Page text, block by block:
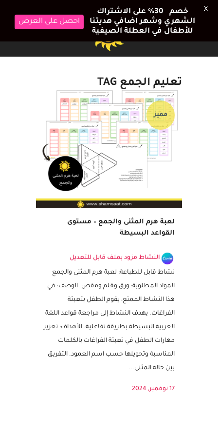
تعليم الجمع TAG
لعبة هرم المثنى والجمع – مستوى
القواعد البسيطة
مميز
النشاط مزود بملف قابل للتعديل
نشاط قابل للطباعة: لعبة هرم المثنى والجمع
المواد المطلوبة: ورق وقلم ومقص. الوصف: في
هذا النشاط الممتع، يقوم الطفل بتعبئة
الفراغات. يهدف النشاط إلى مراجعة قواعد اللغة
العربية البسيطة بطريقة تفاعلية. الأهداف: تعزيز
مهارات الطفل في تعبئة الفراغات بالكلمات
المناسبة وتحويلها حسب اسم العمود. التفريق
بين حالة المثنى...
خصم 30٪ على الاشتراك
الشهري وشهر اضافي هديتنا
للأطفال في العطلة الصيفية
احصل على العرض
X